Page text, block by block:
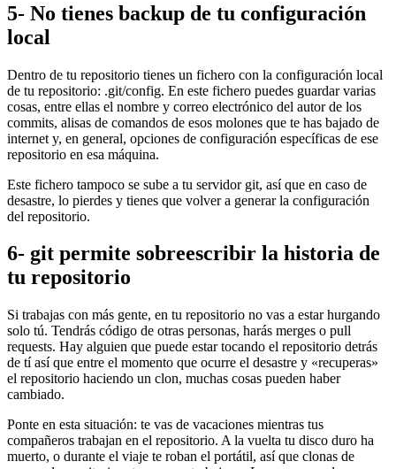
5- No tienes backup de tu configuración
local
Dentro de tu repositorio tienes un fichero con la configuración local
de tu repositorio: .git/config. En este fichero puedes guardar varias
cosas, entre ellas el nombre y correo electrónico del autor de los
commits, alisas de comandos de esos molones que te has bajado de
internet y, en general, opciones de configuración específicas de ese
repositorio en esa máquina.
Este fichero tampoco se sube a tu servidor git, así que en caso de
desastre, lo pierdes y tienes que volver a generar la configuración
del repositorio.
6- git permite sobreescribir la historia de
tu repositorio
Si trabajas con más gente, en tu repositorio no vas a estar hurgando
solo tú. Tendrás código de otras personas, harás merges o pull
requests. Hay alguien que puede estar tocando el repositorio detrás
de tí así que entre el momento que ocurre el desastre y «recuperas»
el repositorio haciendo un clon, muchas cosas pueden haber
cambiado.
Ponte en esta situación: te vas de vacaciones mientras tus
compañeros trabajan en el repositorio. A la vuelta tu disco duro ha
muerto, o durante el viaje te roban el portátil, así que clonas de